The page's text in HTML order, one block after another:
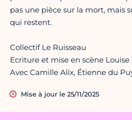
pas une pièce sur la mort, mais
qui restent.
Collectif Le Ruisseau
Ecriture et mise en scène Louise
Avec Camille Alix, Étienne du
Mise à jour le 25/11/2025